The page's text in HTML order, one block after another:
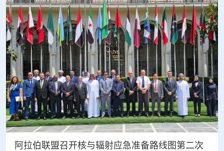
阿拉伯联盟召开核与辐射应急准备路线图第二次